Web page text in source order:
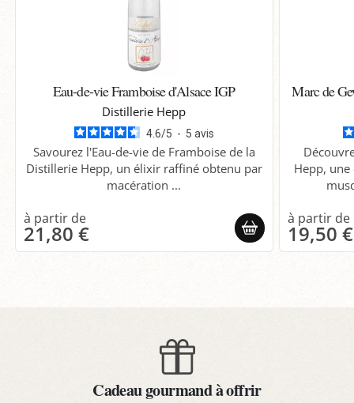
Eau-de-vie Framboise d'Alsace IGP
Distillerie Hepp
4.6/5 - 5 avis
Savourez l'Eau-de-vie de Framboise de la
Distillerie Hepp, un élixir raffiné obtenu par
macération ...
21,80 €
Marc de
Hepp,
19,50 €
Cadeau gourmand à offrir